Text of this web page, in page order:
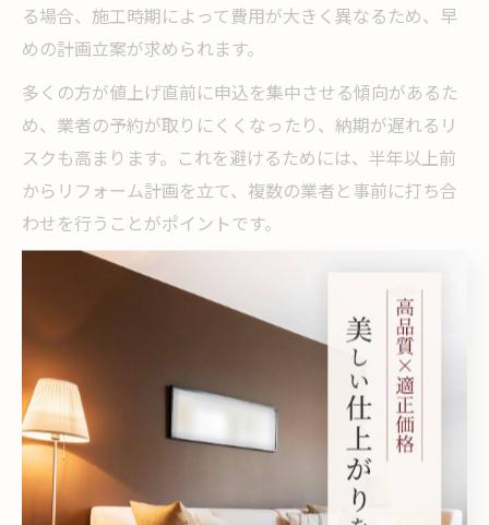
る場合、施工時期によって費用が大きく異なるため、早
めの計画立案が求められます。
多くの方が値上げ直前に申込を集中させる傾向があるた
め、業者の予約が取りにくくなったり、納期が遅れるリ
スクも高まります。これを避けるためには、半年以上前
からリフォーム計画を立て、複数の業者と事前に打ち合
わせを行うことがポイントです。
また、下地の状態確認や追加工事の有無も事前にチェッ
クしておくことで、予算オーバーや工期延長のリスクを
減らすことができます。施工時期の見極めと余裕を持っ
たスケジューリングが、納得のいくリフォームを実現す
る鍵となります。
新価格適用前に確認すべきクロス張り替え費用
新価格が適用される前に、クロス張り替えの総費用をし